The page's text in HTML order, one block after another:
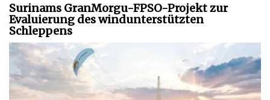
Surinams GranMorgu-FPSO-Projekt zur
Evaluierung des windunterstützten
Schleppens